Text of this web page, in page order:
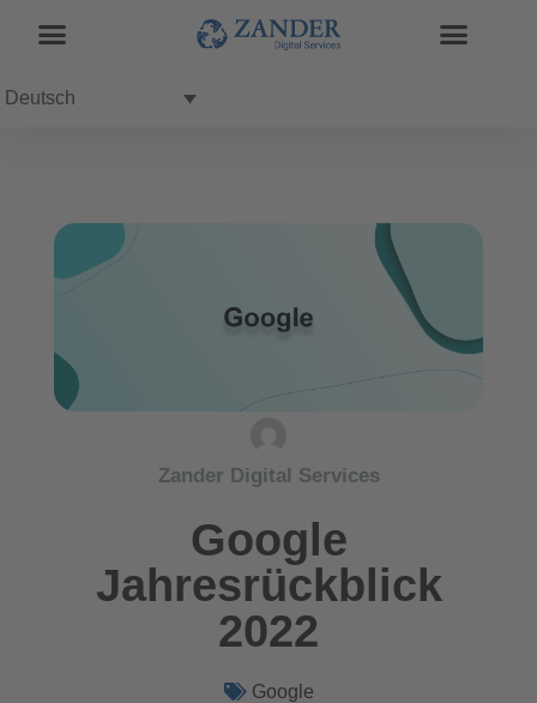
Deutsch
Zander Digital Services
Google
Jahresrückblick
2022
Google